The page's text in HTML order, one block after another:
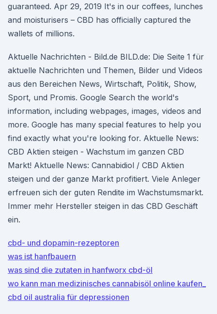
guaranteed. Apr 29, 2019 It's in our coffees, lunches
and moisturisers – CBD has officially captured the
wallets of millions.
Aktuelle Nachrichten - Bild.de BILD.de: Die Seite 1 für
aktuelle Nachrichten und Themen, Bilder und Videos
aus den Bereichen News, Wirtschaft, Politik, Show,
Sport, und Promis. Google Search the world's
information, including webpages, images, videos and
more. Google has many special features to help you
find exactly what you're looking for. Aktuelle News:
CBD Aktien steigen - Wachstum im ganzen CBD
Markt! Aktuelle News: Cannabidiol / CBD Aktien
steigen und der ganze Markt profitiert. Viele Anleger
erfreuen sich der guten Rendite im Wachstumsmarkt.
Immer mehr Hersteller steigen in das CBD Geschäft
ein.
cbd- und dopamin-rezeptoren
was ist hanfbauern
was sind die zutaten in hanfworx cbd-öl
wo kann man medizinisches cannabisöl online kaufen_
cbd oil australia für depressionen